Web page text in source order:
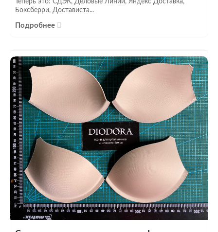
Теперь это: СДЭК, Деловые Линии, Яндекс Доставка,
Боксберри, Достависта...
Подробнее